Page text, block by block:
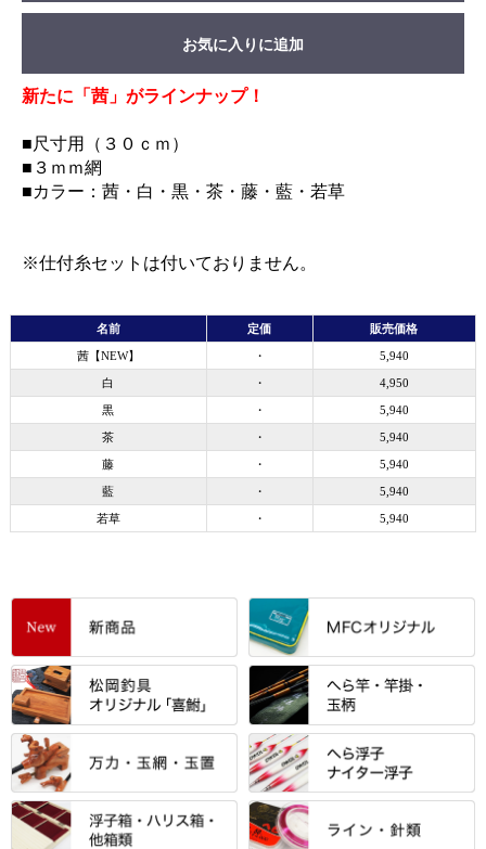
お気に入りに追加
新たに「茜」がラインナップ！
■尺寸用（３０ｃｍ）
■３ｍｍ網
■カラー：茜・白・黒・茶・藤・藍・若草
※仕付糸セットは付いておりません。
名前 定価 販売価格
茜【NEW】 ・ 5,940
白 ・ 4,950
黒 ・ 5,940
茶 ・ 5,940
藤 ・ 5,940
藍 ・ 5,940
若草 ・ 5,940
すべて
「雅（みやび）」シリーズ・エ
ントＰＬＵＳシリーズ
エントラント・ＳＰＷシリーズ
スモールクロコダイルシリーズ
すべて
「至高」シリーズ
万力付お膳
すべて
シマノ
ダイワ
すべて すべて